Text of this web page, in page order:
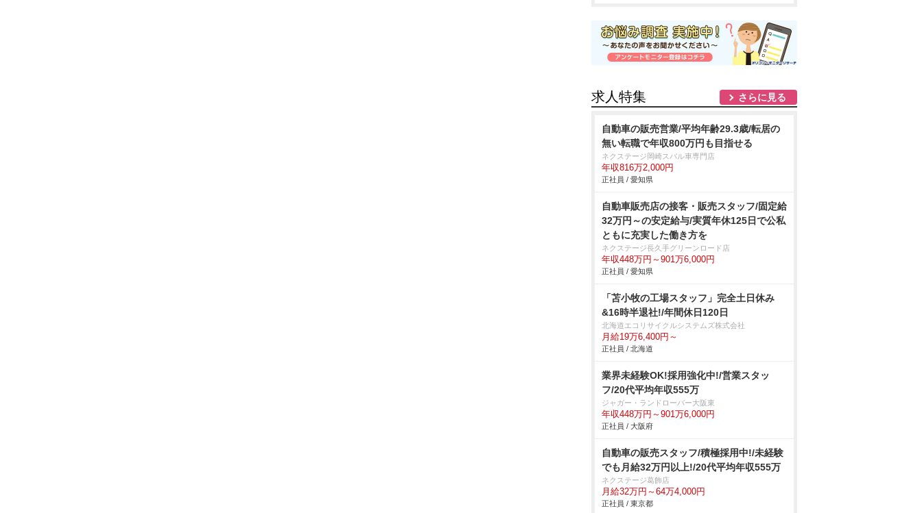
求人特集 さらに見る
自動車の販売営業/平均年齢29.3歳/転居の
無い転職で年収800万円も目指せる
ネクステージ岡崎スバル車専門店
年収816万2,000円
正社員 / 愛知県
自動車販売店の接客・販売スタッフ/固定給
32万円～の安定給与/実質年休125日で公私
ともに充実した働き方を
ネクステージ⾧久手グリーンロード店
年収448万円～901万6,000円
正社員 / 愛知県
「苫小牧の工場スタッフ」完全土日休み
&16時半退社!/年間休日120日
北海道エコリサイクルシステムズ株式会社
月給19万6,400円～
正社員 / 北海道
業界未経験OK!採用強化中!/営業スタッ
フ/20代平均年収555万
ジャガー・ランドローバー大阪東
年収448万円～901万6,000円
正社員 / 大阪府
自動車の販売スタッフ/積極採用中!/未経験
でも月給32万円以上!/20代平均年収555万
ネクステージ葛飾店
月給32万円～64万4,000円
正社員 / 東京都